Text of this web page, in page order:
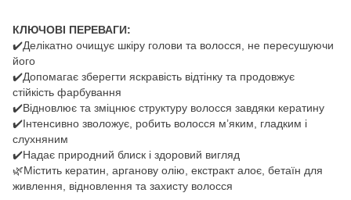
КЛЮЧОВІ ПЕРЕВАГИ:
✔️Делікатно очищує шкіру голови та волосся, не пересушуючи
його
✔️Допомагає зберегти яскравість відтінку та продовжує
стійкість фарбування
✔️Відновлює та зміцнює структуру волосся завдяки кератину
✔️Інтенсивно зволожує, робить волосся м’яким, гладким і
слухняним
✔️Надає природний блиск і здоровий вигляд
🌿Містить кератин, арганову олію, екстракт алоє, бетаїн для
живлення, відновлення та захисту волосся